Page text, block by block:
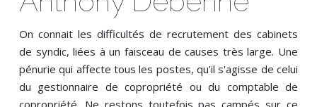
On connait les difficultés de recrutement des cabinets
de syndic, liées à un faisceau de causes très large. Une
pénurie qui affecte tous les postes, qu'il s'agisse de celui
du gestionnaire de copropriété ou du comptable de